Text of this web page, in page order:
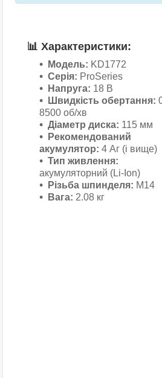
📊 Характеристики:
Модель: KD1772
Серія: ProSeries
Напруга: 18 В
Швидкість обертання:
8500 об/хв
Діаметр диска: 115 мм
Рекомендований
акумулятор: 4 Аг (і вище)
Тип живлення:
акумуляторний (Li-Ion)
Різьба шпинделя: M14
Вага: 2.08 кг